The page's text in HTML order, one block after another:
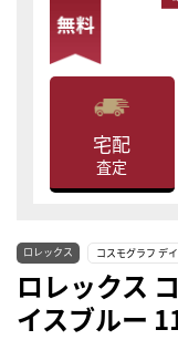
宅配
査定
ロレックス コスモグラフ デ
ロレックス
イスブルー